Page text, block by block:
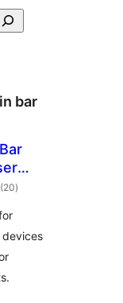
bar
the
or
(20total
de
)
devices